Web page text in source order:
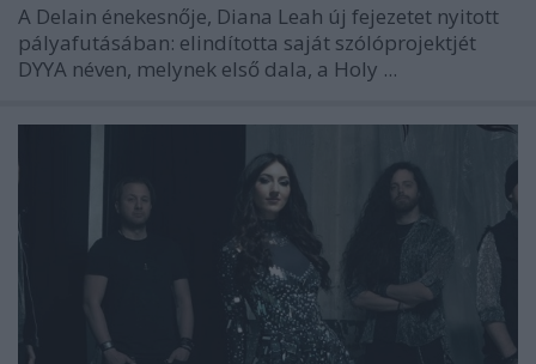
A Delain énekesnője, Diana Leah új fejezetet nyitott
pályafutásában: elindította saját szólóprojektjét
DYYA néven, melynek első dala, a Holy ...